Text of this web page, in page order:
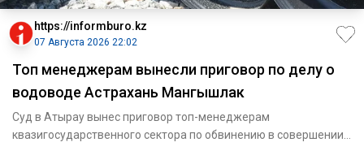
https://informburo.kz
07 Августа 2026 22:02
Топ менеджерам вынесли приговор по делу о
водоводе Астрахань Мангышлак
Суд в Атырау вынес приговор топ-менеджерам
квазигосударственного сектора по обвинению в совершении